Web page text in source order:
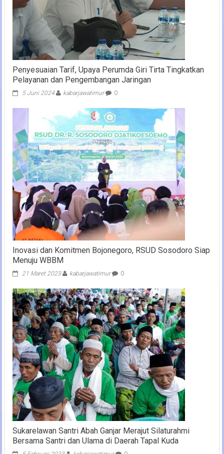
Penyesuaian Tarif, Upaya Perumda Giri Tirta Tingkatkan
Pelayanan dan Pengembangan Jaringan
5 Juni 2024 kabarjawatimur 0
Inovasi dan Komitmen Bojonegoro, RSUD Sosodoro Siap
Menuju WBBM
21 Maret 2023 kabarjawatimur 0
Sukarelawan Santri Abah Ganjar Merajut Silaturahmi
Bersama Santri dan Ulama di Daerah Tapal Kuda